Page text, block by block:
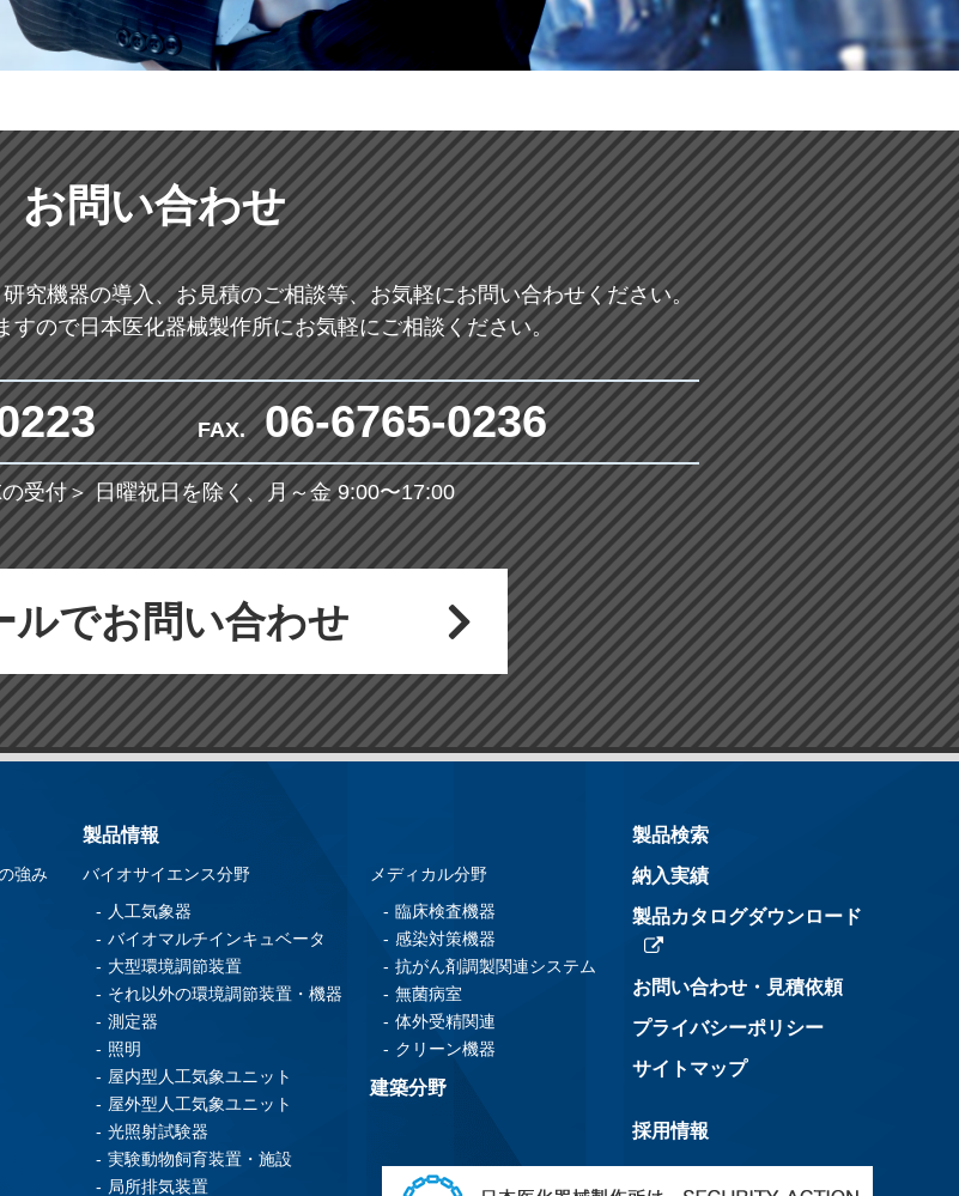
お問い合わせ
究機器の導入、お見積のご相談等、お気軽にお問い合わせください。
すので日本医化器械製作所にお気軽にご相談ください。
FAX. 06-6765-0236
受付＞ 日曜祝日を除く、月～金 9:00〜17:00
ルでお問い合わせ
強み
製品情報
バイオサイエンス分野
人工気象器
バイオマルチインキュベータ
大型環境調節装置
それ以外の環境調節装置・機器
測定器
照明
屋内型人工気象ユニット
屋外型人工気象ユニット
光照射試験器
実験動物飼育装置・施設
局所排気装置
メディカル分野
臨床検査機器
感染対策機器
抗がん剤調製関連システム
無菌病室
体外受精関連
クリーン機器
建築分野
製品検索
納入実績
製品カタログダウンロード
お問い合わせ・見積依頼
プライバシーポリシー
サイトマップ
採用情報